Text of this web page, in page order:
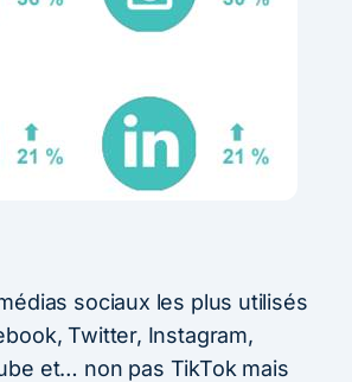
sociaux les plus utilisés
Twitter, Instagram,
et… non pas TikTok mais